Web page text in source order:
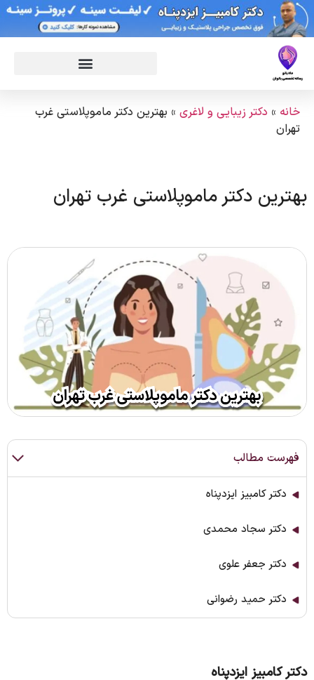
خانه » دکتر زیبایی و لاغری » بهترین دکتر ماموپلاستی غرب
تهران
بهترین دکتر ماموپلاستی غرب تهران
فهرست مطالب
دکتر کامبیز ایزدپناه
دکتر سجاد محمدی
دکتر جعفر علوی
دکتر حمید رضوانی
دکتر کامبیز ایزدپناه